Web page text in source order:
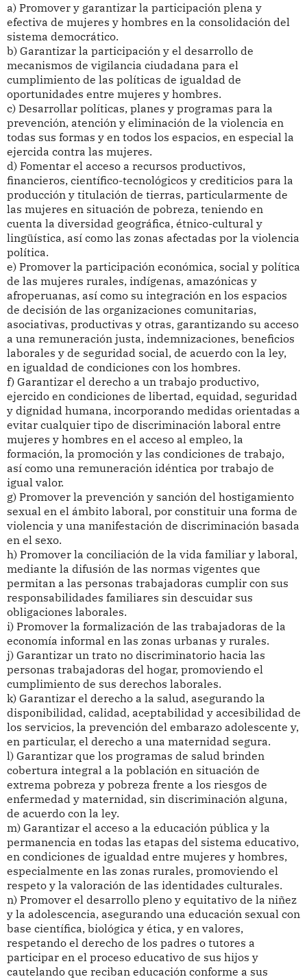
a) Promover y garantizar la participación plena y
efectiva de mujeres y hombres en la consolidación del
sistema democrático.
b) Garantizar la participación y el desarrollo de
mecanismos de vigilancia ciudadana para el
cumplimiento de las políticas de igualdad de
oportunidades entre mujeres y hombres.
c) Desarrollar políticas, planes y programas para la
prevención, atención y eliminación de la violencia en
todas sus formas y en todos los espacios, en especial la
ejercida contra las mujeres.
d) Fomentar el acceso a recursos productivos,
financieros, científico-tecnológicos y crediticios para la
producción y titulación de tierras, particularmente de
las mujeres en situación de pobreza, teniendo en
cuenta la diversidad geográfica, étnico-cultural y
lingüística, así como las zonas afectadas por la violencia
política.
e) Promover la participación económica, social y política
de las mujeres rurales, indígenas, amazónicas y
afroperuanas, así como su integración en los espacios
de decisión de las organizaciones comunitarias,
asociativas, productivas y otras, garantizando su acceso
a una remuneración justa, indemnizaciones, beneficios
laborales y de seguridad social, de acuerdo con la ley,
en igualdad de condiciones con los hombres.
f) Garantizar el derecho a un trabajo productivo,
ejercido en condiciones de libertad, equidad, seguridad
y dignidad humana, incorporando medidas orientadas a
evitar cualquier tipo de discriminación laboral entre
mujeres y hombres en el acceso al empleo, la
formación, la promoción y las condiciones de trabajo,
así como una remuneración idéntica por trabajo de
igual valor.
g) Promover la prevención y sanción del hostigamiento
sexual en el ámbito laboral, por constituir una forma de
violencia y una manifestación de discriminación basada
en el sexo.
h) Promover la conciliación de la vida familiar y laboral,
mediante la difusión de las normas vigentes que
permitan a las personas trabajadoras cumplir con sus
responsabilidades familiares sin descuidar sus
obligaciones laborales.
i) Promover la formalización de las trabajadoras de la
economía informal en las zonas urbanas y rurales.
j) Garantizar un trato no discriminatorio hacia las
personas trabajadoras del hogar, promoviendo el
cumplimiento de sus derechos laborales.
k) Garantizar el derecho a la salud, asegurando la
disponibilidad, calidad, aceptabilidad y accesibilidad de
los servicios, la prevención del embarazo adolescente y,
en particular, el derecho a una maternidad segura.
l) Garantizar que los programas de salud brinden
cobertura integral a la población en situación de
extrema pobreza y pobreza frente a los riesgos de
enfermedad y maternidad, sin discriminación alguna,
de acuerdo con la ley.
m) Garantizar el acceso a la educación pública y la
permanencia en todas las etapas del sistema educativo,
en condiciones de igualdad entre mujeres y hombres,
especialmente en las zonas rurales, promoviendo el
respeto y la valoración de las identidades culturales.
n) Promover el desarrollo pleno y equitativo de la niñez
y la adolescencia, asegurando una educación sexual con
base científica, biológica y ética, y en valores,
respetando el derecho de los padres o tutores a
participar en el proceso educativo de sus hijos y
cautelando que reciban educación conforme a sus